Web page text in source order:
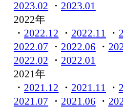
2023.02 ・ 2023.01
2022年
・ 2022.12 ・ 2022.11 ・
2022.07 ・ 2022.06 ・
2022.02 ・ 2022.01
2021年
・ 2021.12 ・ 2021.11 ・
2021.07 ・ 2021.06 ・